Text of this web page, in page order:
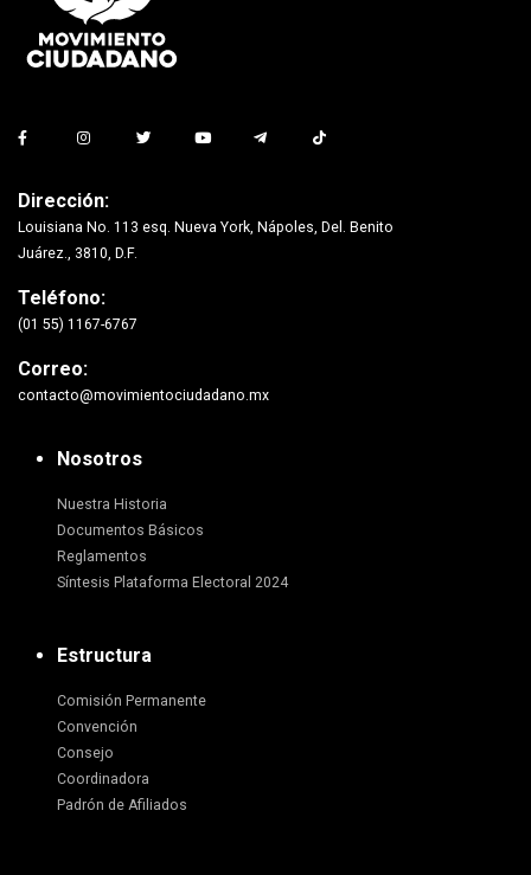
Dirección:
Louisiana No. 113 esq. Nueva York, Nápoles, Del. Benito
Juárez., 3810, D.F.
Teléfono:
(01 55) 1167-6767
Correo:
contacto@movimientociudadano.mx
Nosotros
Nuestra Historia
Documentos Básicos
Reglamentos
Síntesis Plataforma Electoral 2024
Estructura
Comisión Permanente
Convención
Consejo
Coordinadora
Padrón de Afiliados